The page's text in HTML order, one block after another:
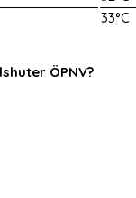
33°C
ÖPNV?